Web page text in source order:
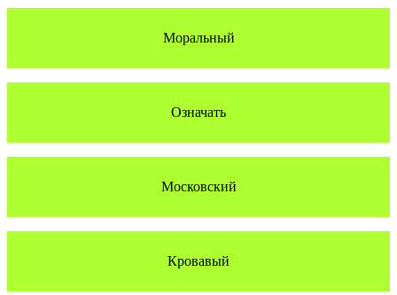
Моральный
Означать
Московский
Кровавый